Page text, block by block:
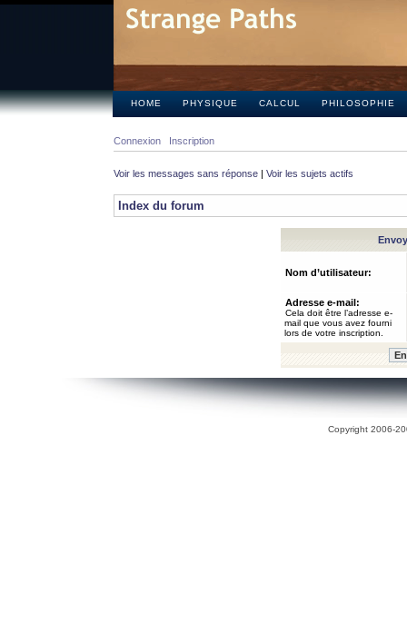
HOME PHYSIQUE CALCUL PHILOSOPHIE
Connexion Inscription
Voir les messages sans réponse | Voir les sujets actifs
Index du forum
Nom d’utilisateur:
Adresse e-mail:
Cela doit être l’adresse e-
mail que vous avez fourni
lors de votre inscription.
Copyright 2006-